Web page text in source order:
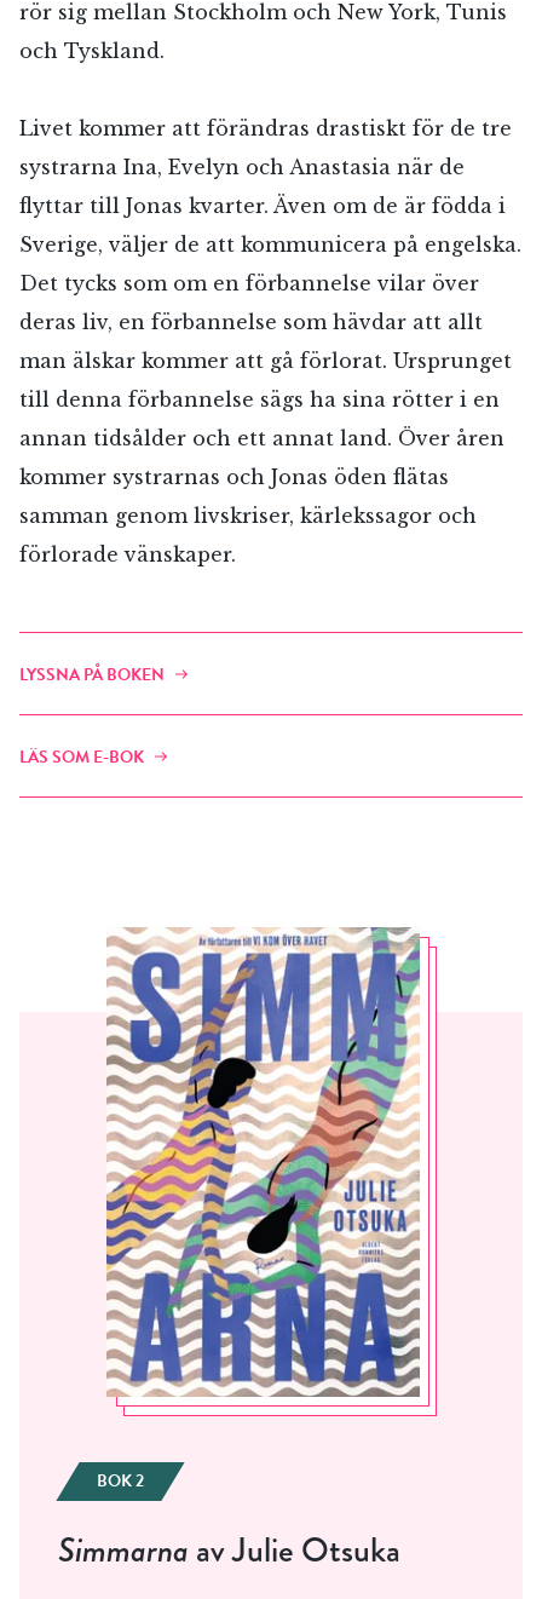
rör sig mellan Stockholm och New York, Tunis
och Tyskland.
Livet kommer att förändras drastiskt för de tre
systrarna Ina, Evelyn och Anastasia när de
flyttar till Jonas kvarter. Även om de är födda i
Sverige, väljer de att kommunicera på engelska.
Det tycks som om en förbannelse vilar över
deras liv, en förbannelse som hävdar att allt
man älskar kommer att gå förlorat. Ursprunget
till denna förbannelse sägs ha sina rötter i en
annan tidsålder och ett annat land. Över åren
kommer systrarnas och Jonas öden flätas
samman genom livskriser, kärlekssagor och
förlorade vänskaper.
LYSSNA PÅ BOKEN
LÄS SOM E-BOK
BOK 2
Simmarnaav Julie Otsuka